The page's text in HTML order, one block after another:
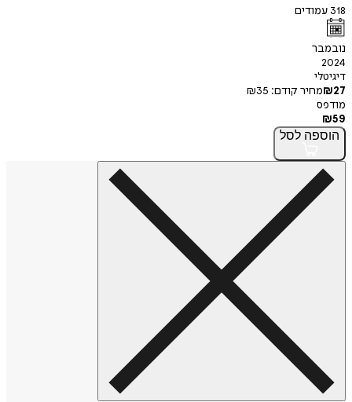
318 עמודים
נובמבר
2024
דיגיטלי
₪27 מחיר קודם: ₪35
מודפס
₪59
הוספה לסל